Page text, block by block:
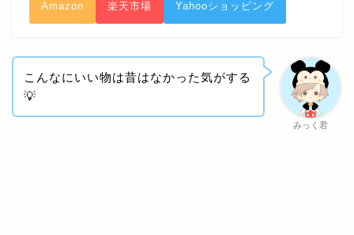
Amazon 楽天市場 Yahooショッピング
みっく君
こんなにいい物は昔はなかった気がする
💡